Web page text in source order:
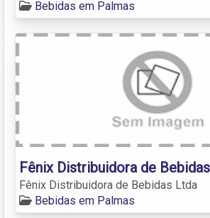
Bebidas em Palmas
Fênix Distribuidora de
Fênix Distribuidora de Bebidas Ltda
Bebidas em Palmas